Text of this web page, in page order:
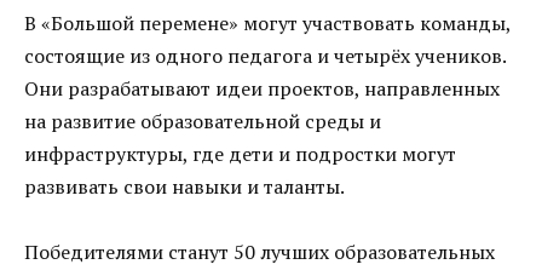
В «Большой перемене» могут участвовать команды,
состоящие из одного педагога и четырёх учеников.
Они разрабатывают идеи проектов, направленных
на развитие образовательной среды и
инфраструктуры, где дети и подростки могут
развивать свои навыки и таланты.
Победителями станут 50 лучших образовательных